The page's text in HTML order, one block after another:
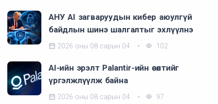
АНУ AI загваруудын кибер аюулгүй
байдлын шинэ шалгалтыг эхлүүлнэ
2026 оны 08 сарын 04 102
AI-ийн эрэлт Palantir-ийн өсөлтийг
үргэлжлүүлж байна
2026 оны 08 сарын 04 97